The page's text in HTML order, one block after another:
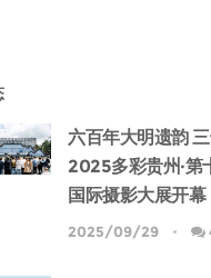
六百年大明遗韵 三
2025多彩贵州·第
国际摄影大展开幕
2025/09/29